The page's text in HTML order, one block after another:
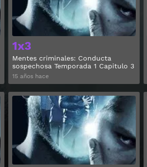
1x3
Mentes criminales: Conducta
sospechosa Temporada 1 Capitulo 3
15 años hace
Ver